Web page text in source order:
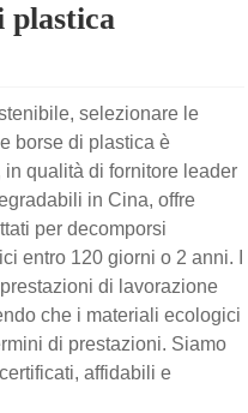
plastica
selezionare le
borse di plastica è
qualità di fornitore leader
in Cina, offre
per decomporsi
entro 120 giorni o 2 anni. I
di lavorazione
che i materiali ecologici
di prestazioni. Siamo
affidabili e